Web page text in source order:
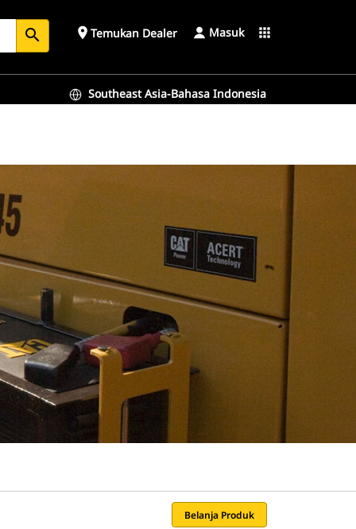
search place Temukan Dealer Masuk apps
Southeast Asia-Bahasa Indonesia
Belanja Produk